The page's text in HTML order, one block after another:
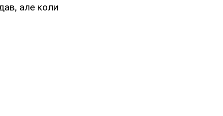
але коли